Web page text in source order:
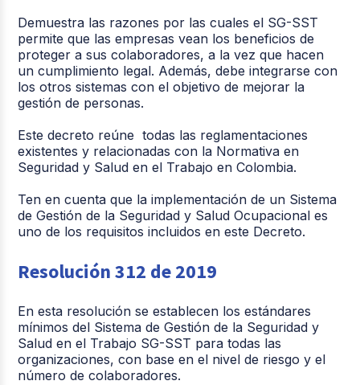
Demuestra las razones por las cuales el SG-SST
permite que las empresas vean los beneficios de
proteger a sus colaboradores, a la vez que hacen
un cumplimiento legal. Además, debe integrarse con
los otros sistemas con el objetivo de mejorar la
gestión de personas.
Este decreto reúne todas las reglamentaciones
existentes y relacionadas con la Normativa en
Seguridad y Salud en el Trabajo en Colombia.
Ten en cuenta que la implementación de un Sistema
de Gestión de la Seguridad y Salud Ocupacional es
uno de los requisitos incluidos en este Decreto.
Resolución 312 de 2019
En esta resolución se establecen los estándares
mínimos del Sistema de Gestión de la Seguridad y
Salud en el Trabajo SG-SST para todas las
organizaciones, con base en el nivel de riesgo y el
número de colaboradores.